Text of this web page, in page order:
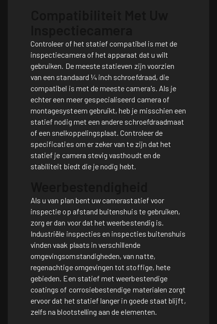
Controleer of het statief compatibel is met de
inspectiecamera of het apparaat dat u wilt
gebruiken. De meeste statieven zijn voorzien
van een standaard ¼ inch schroefdraad, die
compatibel is met de meeste camera's. Als je
echter een meer gespecialiseerd camera of
montagesysteem gebruikt, heb je misschien een
statief nodig met een andere schroefdraadmaat
of een snelkoppelingsplaat. Controleer de
specificaties om er zeker van te zijn dat het
statief je camera stevig vasthoudt en de
stabiliteit biedt die je nodig hebt.
Als u van plan bent uw camerastatief voor
inspectie op afstand buitenshuis te gebruiken,
zorg er dan voor dat het weerbestendig is.
Industriële inspecties en inspecties buitenshuis
vinden vaak plaats in verschillende
omgevingsomstandigheden, van natte,
regenachtige omgevingen tot stoffige, hete
gebieden. Een statief met weerbestendige
coatings of corrosiebestendige materialen zorgt
ervoor dat het statief langer in goede staat blijft,
zelfs na blootstelling aan de elementen.